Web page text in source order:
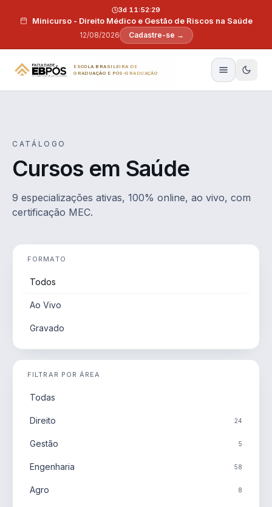
Minicurso - Direito Médico e Gestão de Riscos na Saúde
12/08/2026
3d 11:52:29
Cadastre-se →
ESCOLA BRASILEIRA DE
GRADUAÇÃO E PÓS-GRADUAÇÃO
CATÁLOGO
Cursos em Saúde
9 especializações ativas, 100% online, ao vivo, com
certificação MEC.
FORMATO
Todos
Ao Vivo
Gravado
FILTRAR POR ÁREA
Todas
Direito 24
Gestão 5
Engenharia 58
Agro 8